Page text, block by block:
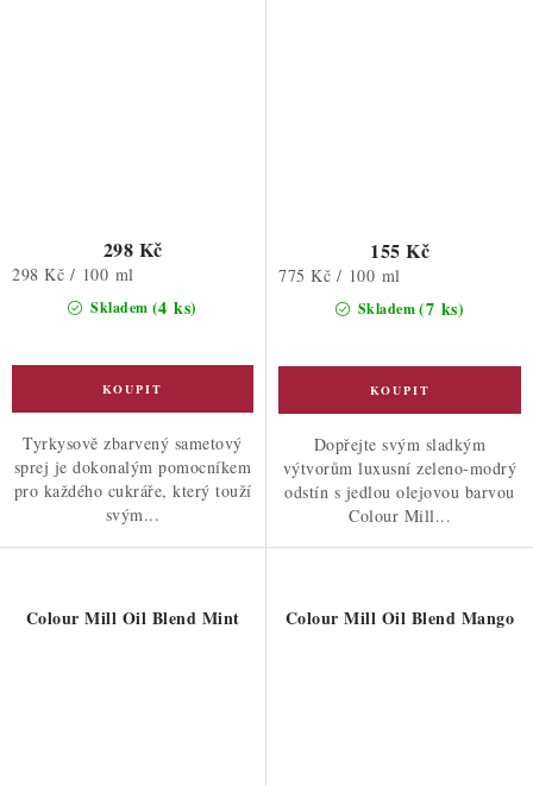
Skladem (4 ks)
298 Kč
Měrná
298 Kč / 100 ml
Tyrkysově zbarvený sametový
sprej je dokonalým pomocníkem
pro každého cukráře, který touží
svým...
Skladem(7 ks)
155 Kč
Měrná
775 Kč / 100 ml
Dopřejte svým sladkým
výtvorům luxusní zeleno-modrý
odstín s jedlou olejovou barvou
Colour Mill...
Colour Mill Oil Blend Mint Colour Mill Oil Blend Mango